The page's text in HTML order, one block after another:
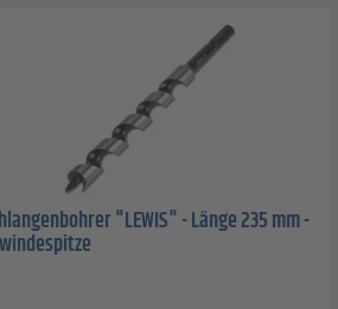
"LEWIS" - Länge 235 mm -